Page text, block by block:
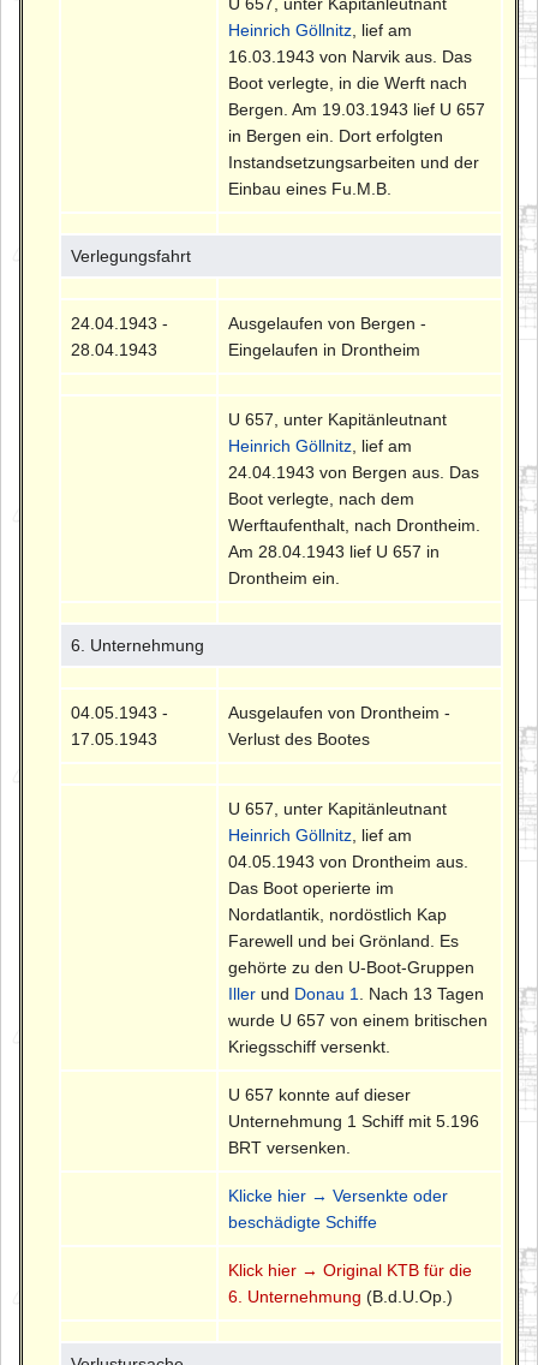
Heinrich Göllnitz , lief am
16.03.1943 von Narvik aus. Das
Boot verlegte, in die Werft nach
Bergen. Am 19.03.1943 lief U 657
in Bergen ein. Dort erfolgten
Instandsetzungsarbeiten und der
Einbau eines Fu.M.B.
Verlegungsfahrt
24.04.1943 -
28.04.1943
Ausgelaufen von Bergen -
Eingelaufen in Drontheim
U 657, unter Kapitänleutnant
Heinrich Göllnitz , lief am
24.04.1943 von Bergen aus. Das
Boot verlegte, nach dem
Werftaufenthalt, nach Drontheim.
Am 28.04.1943 lief U 657 in
Drontheim ein.
6. Unternehmung
04.05.1943 -
17.05.1943
Ausgelaufen von Drontheim -
Verlust des Bootes
U 657, unter Kapitänleutnant
Heinrich Göllnitz , lief am
04.05.1943 von Drontheim aus.
Das Boot operierte im
Nordatlantik, nordöstlich Kap
Farewell und bei Grönland. Es
gehörte zu den U-Boot-Gruppen
Iller und Donau 1
. Nach 13 Tagen
wurde U 657 von einem britischen
Kriegsschiff versenkt.
U 657 konnte auf dieser
Unternehmung 1 Schiff mit 5.196
BRT versenken.
Klicke hier → Versenkte oder
beschädigte Schiffe
Klick hier → Original KTB für die
6. Unternehmung (B.d.U.Op.)